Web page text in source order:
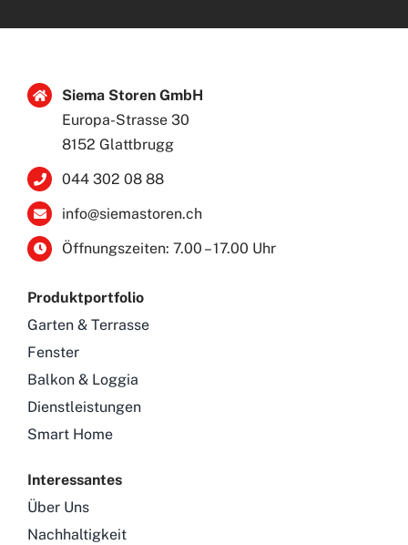
Siema Storen GmbH
Europa-Strasse 30
8152 Glattbrugg
044 302 08 88
info@siemastoren.ch
Öffnungszeiten: 7.00 – 17.00 Uhr
Produktportfolio
Garten & Terrasse
Fenster
Balkon & Loggia
Dienstleistungen
Smart Home
Interessantes
Über Uns
Nachhaltigkeit